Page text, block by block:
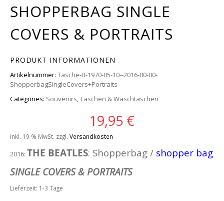
SHOPPERBAG SINGLE
COVERS & PORTRAITS
PRODUKT INFORMATIONEN
Artikelnummer: Tasche-B-1970-05-10--2016-00-00-
ShopperbagSingleCovers+Portraits
Categories: Souvenirs,Taschen & Waschtaschen
19,95 €
inkl. 19 % MwSt. zzgl. Versandkosten
2016: THE BEATLES: Shopperbag / shopper bag
SINGLE COVERS & PORTRAITS
Lieferzeit: 1-3 Tage